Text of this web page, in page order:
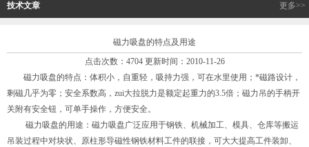
技术文章 更多>>
磁力吸盘的特点及用途
点击次数：4704 更新时间：2010-11-26
磁力吸盘的特点：体积小，自重轻，吸持力强，可在水里使用；*磁路设计，
剩磁几乎为零；安全系数高，zui大拉脱力是额定起重力的3.5倍；磁力吊的手柄开
关附有安全钮，可单手操作，方便安全。
磁力吸盘的用途：磁力吸盘广泛应用于钢铁、机械加工、模具、仓库等搬运
吊装过程中对块状、原柱形导磁性钢铁材料工件的联接，可大大提高工件装卸、